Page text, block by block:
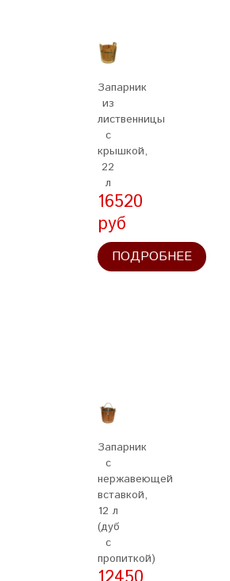
Запарник
из
лиственницы
с
крышкой,
22
л
16520
руб
ПОДРОБНЕЕ
Запарник
с
нержавеющей
вставкой,
12 л
(дуб
с
пропиткой)